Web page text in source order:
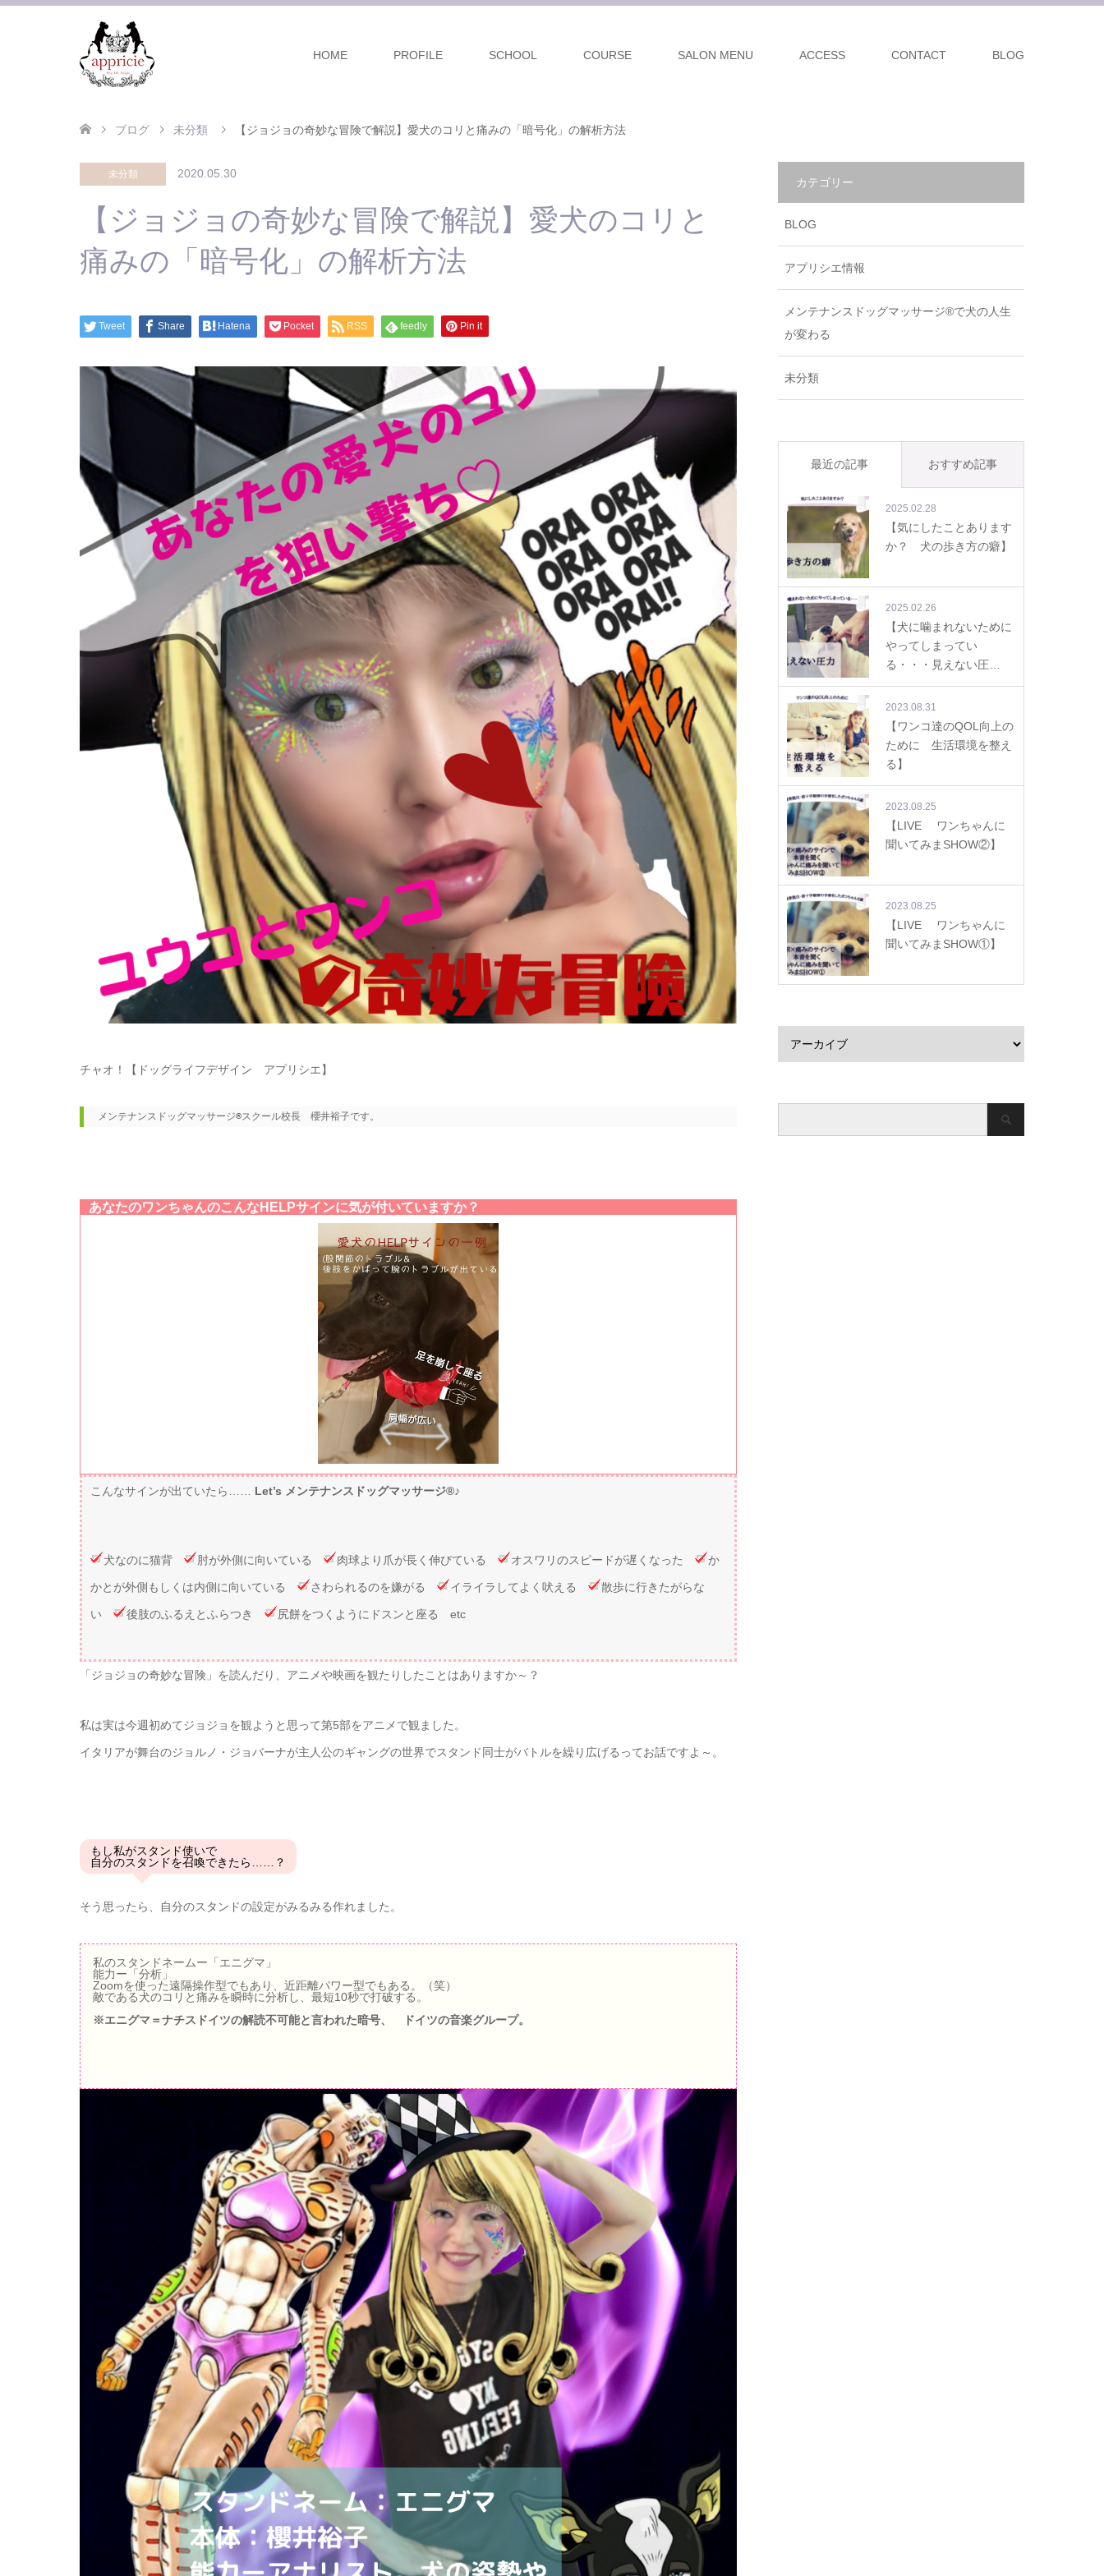
HOME PROFILE SCHOOL COURSE SALON MENU ACCESS CONTACT BLOG
ブログ 未分類 【ジョジョの奇妙な冒険で解説】愛犬のコリと痛みの「暗号化」の解析方法
未分類 2020.05.30
【ジョジョの奇妙な冒険で解説】愛犬のコリと
痛みの「暗号化」の解析方法
Tweet Share Hatena Pocket RSS feedly Pin it
チャオ！【ドッグライフデザイン アプリシエ】
メンテナンスドッグマッサージ®スクール校長　櫻井裕子です。
あなたのワンちゃんのこんなHELPサインに気が付いていますか？
こんなサインが出ていたら…… Let’s メンテナンスドッグマッサージ®️♪
犬なのに猫背 肘が外側に向いている 肉球より爪が長く伸びている オスワリのスピードが遅くなった か
かとが外側もしくは内側に向いている さわられるのを嫌がる イライラしてよく吠える 散歩に行きたがらな
い 後肢のふるえとふらつき 尻餅をつくようにドスンと座る etc
「ジョジョの奇妙な冒険」を読んだり、アニメや映画を観たりしたことはありますか～？
私は実は今週初めてジョジョを観ようと思って第5部をアニメで観ました。
イタリアが舞台のジョルノ・ジョバーナが主人公のギャングの世界でスタンド同士がバトルを繰り広げるってお話ですよ～。
もし私がスタンド使いで
自分のスタンドを召喚できたら……？
そう思ったら、自分のスタンドの設定がみるみる作れました。
私のスタンドネームー「エニグマ」
能力ー「分析」
Zoomを使った遠隔操作型でもあり、近距離パワー型でもある。（笑）
敵である犬のコリと痛みを瞬時に分析し、最短10秒で打破する。
※エニグマ＝ナチスドイツの解読不可能と言われた暗号、 ドイツの音楽グループ。
カテゴリー
BLOG
アプリシエ情報
メンテナンスドッグマッサージ®で犬の人生
が変わる
未分類
最近の記事 おすすめ記事
2025.02.28
【気にしたことあります
か？ 犬の歩き方の癖】
2025.02.26
【犬に噛まれないために
やってしまってい
る・・・見えない圧…
2023.08.31
【ワンコ達のQOL向上の
ために 生活環境を整え
る】
2023.08.25
【LIVE ワンちゃんに
聞いてみまSHOW②】
2023.08.25
【LIVE ワンちゃんに
聞いてみまSHOW①】